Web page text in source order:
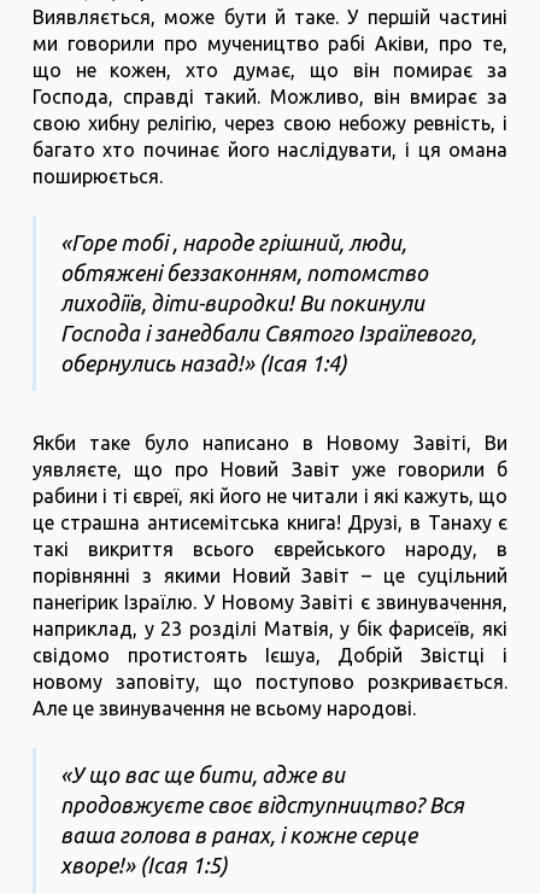
Виявляється, може бути й таке. У першій частині
ми говорили про мучеництво рабі Аківи, ​​про те,
що не кожен, хто думає, що він помирає за
Господа, справді такий. Можливо, він вмирає за
свою хибну релігію, через свою небожу ревність, і
багато хто починає його наслідувати, і ця омана
поширюється.
«Горе тобі , народе грішний, люди,
обтяжені беззаконням, потомство
лиходіїв, діти-виродки! Ви покинули
Господа і занедбали Святого Ізраїлевого,
обернулись назад!» (Ісая 1:4)
Якби таке було написано в Новому Завіті, Ви
уявляєте, що про Новий Завіт уже говорили б
рабини і ті євреї, які його не читали і які кажуть, що
це страшна антисемітська книга! Друзі, в Танаху є
такі викриття всього єврейського народу, в
порівнянні з якими Новий Завіт – це суцільний
панегірик Ізраїлю. У Новому Завіті є звинувачення,
наприклад, у 23 розділі Матвія, у бік фарисеїв, які
свідомо протистоять Ієшуа, Добрій Звістці і
новому заповіту, що поступово розкривається.
Але це звинувачення не всьому народові.
«У що вас ще бити, адже ви
продовжуєте своє відступництво? Вся
ваша голова в ранах, і кожне серце
хворе!» (Ісая 1:5)